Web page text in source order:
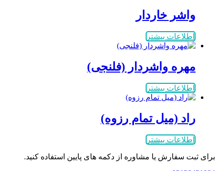
واشر خاردار
اطلاعات بیشتر
مهره واشردار (فلنجی)
اطلاعات بیشتر
راد (میل تمام رزوه)
اطلاعات بیشتر
برای ثبت سفارش یا مشاوره از دکمه های پایین استفاده کنید.